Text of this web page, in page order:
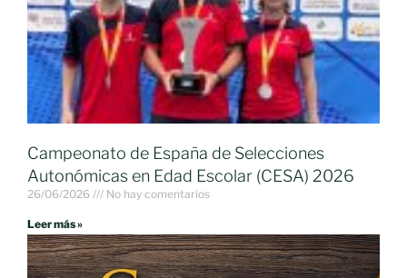
Campeonato de España de Selecciones
Autonómicas en Edad Escolar (CESA) 2026
26/06/2026 No hay comentarios
Leer más »